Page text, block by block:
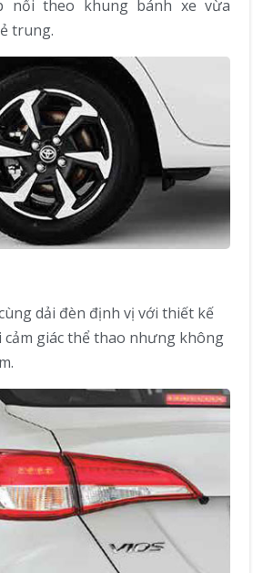
nổi theo khung bánh xe vừa
trung.
dải đèn định vị với thiết kế
cảm giác thể thao nhưng không